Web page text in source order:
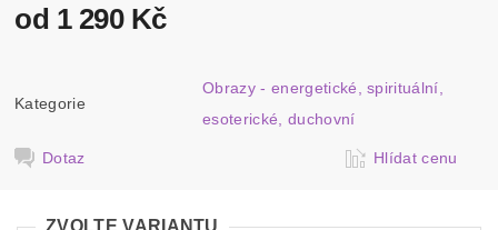
od 1 290 Kč
Kategorie
Obrazy - energetické, spirituální,
esoterické, duchovní
Dotaz Hlídat cenu
ZVOLTE VARIANTU